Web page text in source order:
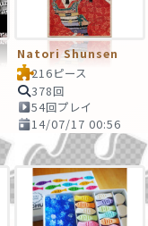
Natori Shunsen
216ピース
378回
54回プレイ
14/07/17 00:56